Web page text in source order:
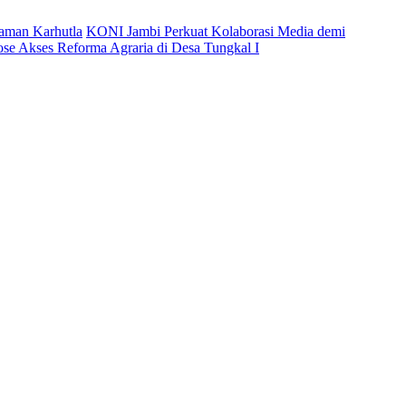
Karhutla KONI Jambi Perkuat Kolaborasi Media demi
Akses Reforma Agraria di Desa Tungkal I